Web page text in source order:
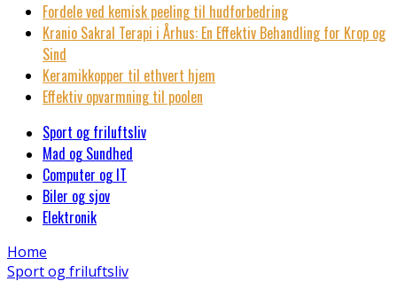
Fordele ved kemisk peeling til hudforbedring
Kranio Sakral Terapi i Århus: En Effektiv Behandling for Krop og
Sind
Keramikkopper til ethvert hjem
Effektiv opvarmning til poolen
Sport og friluftsliv
Mad og Sundhed
Computer og IT
Biler og sjov
Elektronik
Home
Sport og friluftsliv